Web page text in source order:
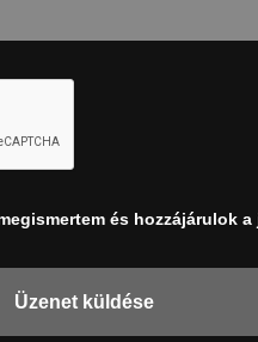
és hozzájárulok
Üzenet küldése